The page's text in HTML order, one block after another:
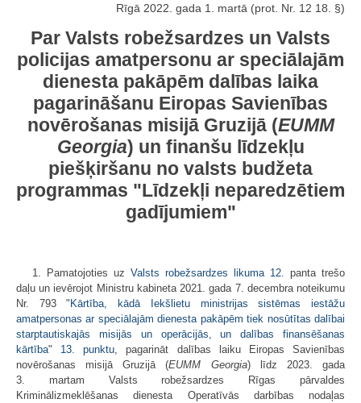
Rīgā 2022. gada 1. martā (prot. Nr. 12 18. §)
Par Valsts robežsardzes un Valsts
policijas amatpersonu ar speciālajām
dienesta pakāpēm dalības laika
pagarināšanu Eiropas Savienības
novērošanas misijā Gruzijā (EUMM
Georgia) un finanšu līdzekļu
piešķiršanu no valsts budžeta
programmas "Līdzekļi neparedzētiem
gadījumiem"
1. Pamatojoties uz Valsts robežsardzes likuma 12.
panta trešo
daļu un ievērojot Ministru kabineta 2021. gada 7. decembra noteikumu
Nr. 793 " Kārtība, kādā Iekšlietu ministrijas sistēmas iestāžu
amatpersonas ar speciālajām dienesta pakāpēm tiek nosūtītas dalībai
starptautiskajās misijās un operācijās, un dalības finansēšanas
kārtība" 13. punktu , pagarināt dalības laiku Eiropas Savienības
novērošanas misijā Gruzijā (EUMM Georgia) līdz 2023. gada
3. martam Valsts robežsardzes Rīgas pārvaldes
Kriminālizmeklēšanas dienesta Operatīvās darbības nodaļas